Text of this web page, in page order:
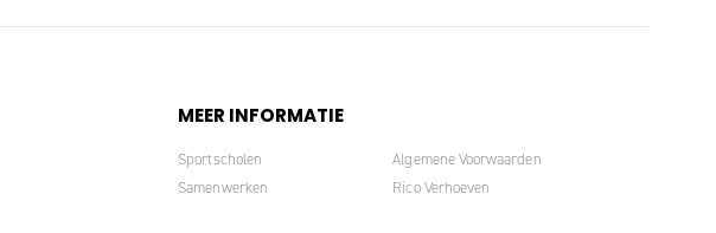
MEER INFORMATIE
Sportscholen
Samenwerken
Algemene Voorwaarden
Rico Verhoeven